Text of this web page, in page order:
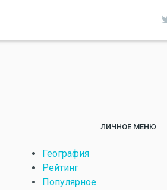
ЛИЧНОЕ МЕНЮ
География
Рейтинг
Популярное